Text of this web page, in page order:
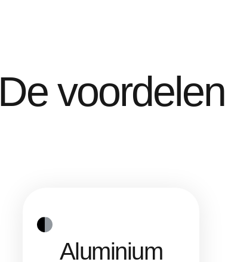
De voordelen
Aluminium